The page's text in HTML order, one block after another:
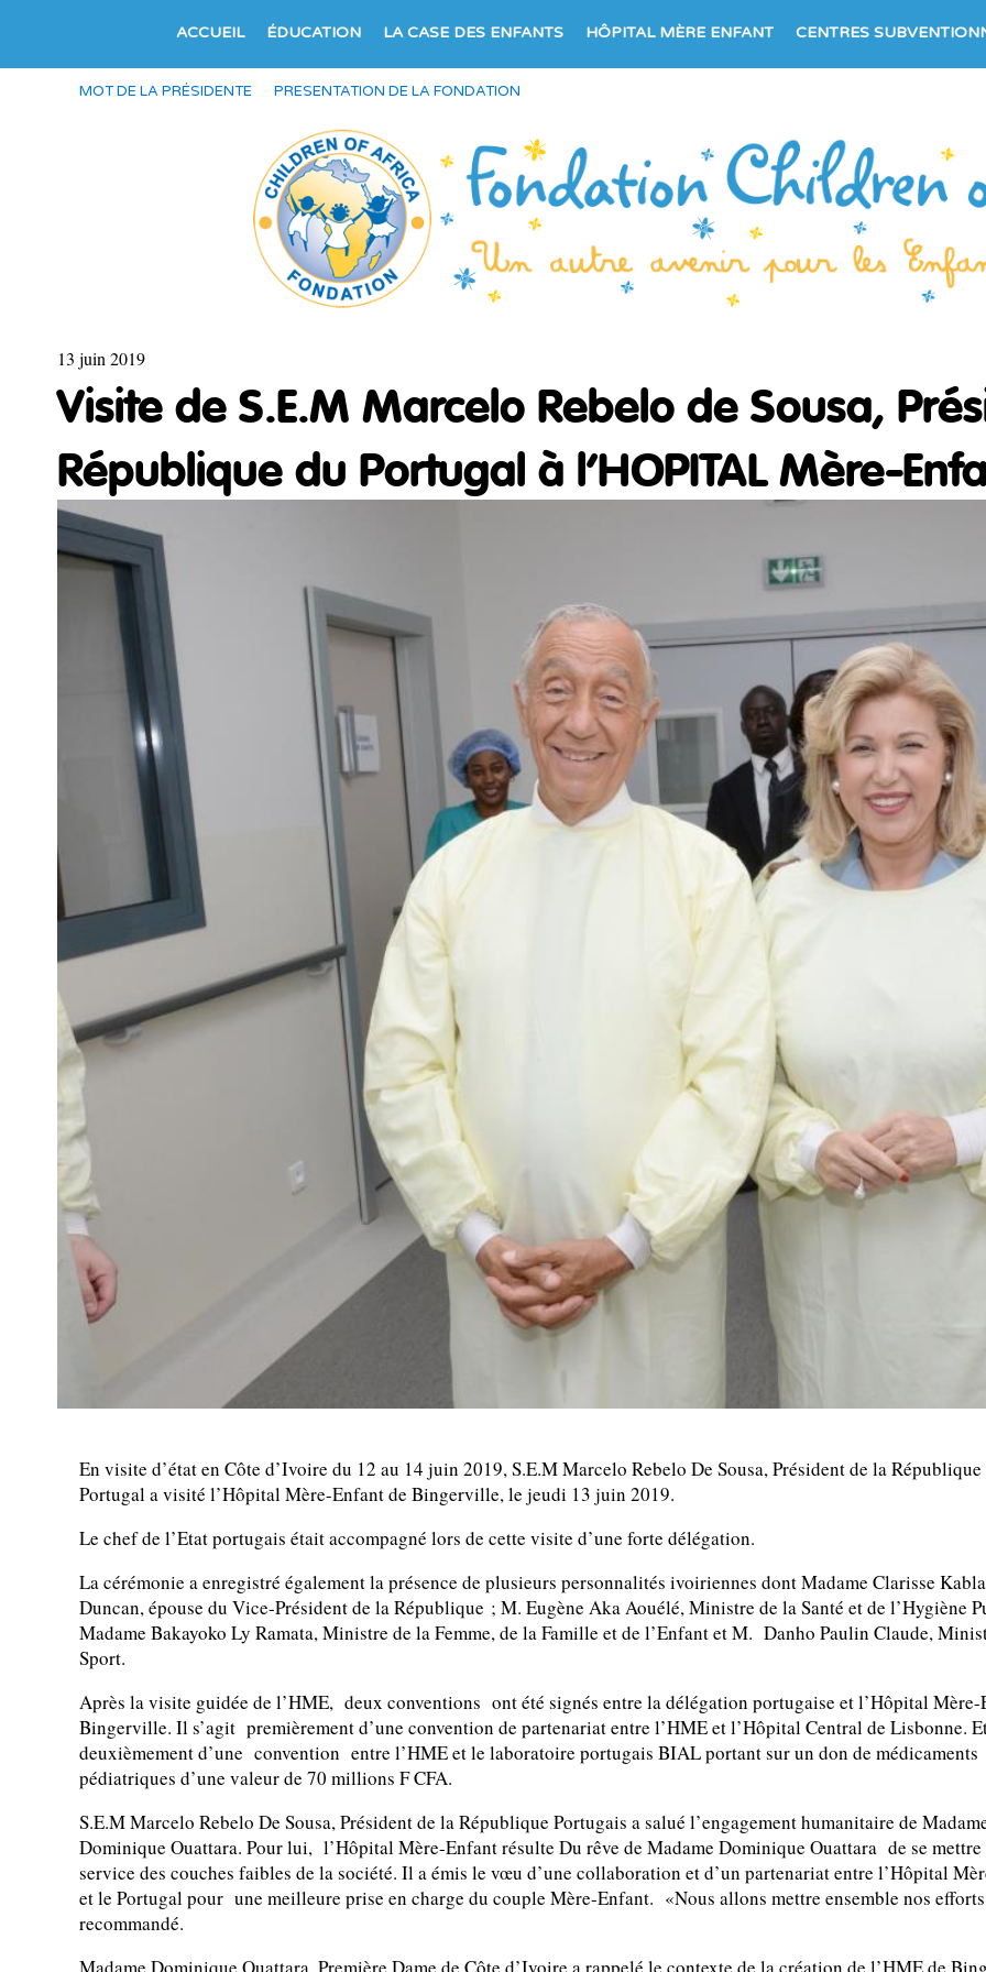
ACCUEIL ÉDUCATION LA CASE DES ENFANTS HÔPITAL MÈRE ENFANT CENTRES
MOT DE LA PRÉSIDENTE PRESENTATION DE LA FONDATION
13 juin 2019
Visite de S.E.M Marcelo Rebelo de Sousa,
République du Portugal à l’HOPITAL Mère-
En visite d’état en Côte d’Ivoire du 12 au 14 juin 2019, S.E.M Marcelo Rebelo De Sousa, Président de la
Portugal a visité l’Hôpital Mère-Enfant de Bingerville, le jeudi 13 juin 2019.
Le chef de l’Etat portugais était accompagné lors de cette visite d’une forte délégation.
La cérémonie a enregistré également la présence de plusieurs personnalités ivoiriennes dont Madame Clarisse
Duncan, épouse du Vice-Président de la République ; M. Eugène Aka Aouélé, Ministre de la Santé et de l’Hygiène
Madame Bakayoko Ly Ramata, Ministre de la Femme, de la Famille et de l’Enfant et M. Danho Paulin Claude,
Sport.
Après la visite guidée de l’HME, deux conventions ont été signés entre la délégation portugaise et l’Hôpital Mère-
Bingerville. Il s’agit premièrement d’une convention de partenariat entre l’HME et l’Hôpital Central de Lisbonne.
deuxièmement d’une convention entre l’HME et le laboratoire portugais BIAL portant sur un don de médicaments
pédiatriques d’une valeur de 70 millions F CFA.
S.E.M Marcelo Rebelo De Sousa, Président de la République Portugais a salué l’engagement humanitaire de
Dominique Ouattara. Pour lui, l’Hôpital Mère-Enfant résulte Du rêve de Madame Dominique Ouattara de se mettre
service des couches faibles de la société. Il a émis le vœu d’une collaboration et d’un partenariat entre l’Hôpital
et le Portugal pour une meilleure prise en charge du couple Mère-Enfant. «Nous allons mettre ensemble nos
recommandé.